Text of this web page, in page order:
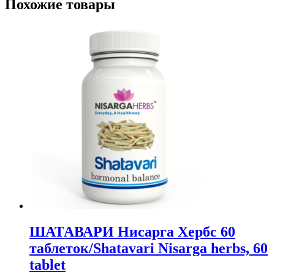
Похожие товары
ШАТАВАРИ Нисарга Хербс 60
таблеток/Shatavari Nisarga herbs, 60
tablet